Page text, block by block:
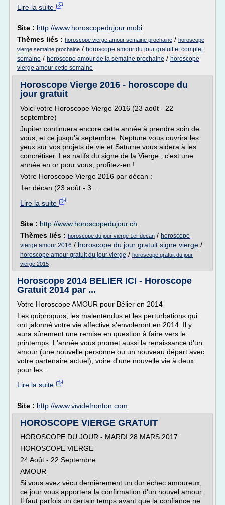
Lire la suite
Site : http://www.horoscopedujour.mobi
Thèmes liés : horoscope vierge amour semaine prochaine / horoscope
vierge semaine prochaine / horoscope amour du jour gratuit et complet
semaine / horoscope amour de la semaine prochaine / horoscope
vierge amour cette semaine
Horoscope Vierge 2016 - horoscope du
jour gratuit
Voici votre Horoscope Vierge 2016 (23 août - 22
septembre)
Jupiter continuera encore cette année à prendre soin de
vous, et ce jusqu'à septembre. Neptune vous ouvrira les
yeux sur vos projets de vie et Saturne vous aidera à les
concrétiser. Les natifs du signe de la Vierge , c'est une
année en or pour vous, profitez-en !
Votre Horoscope Vierge 2016 par décan :
1er décan (23 août - 3...
Lire la suite
Site : http://www.horoscopedujour.ch
Thèmes liés : horoscope du jour vierge 1er decan / horoscope
vierge amour 2016 / horoscope du jour gratuit signe vierge /
horoscope amour gratuit du jour vierge / horoscope gratuit du jour
vierge 2015
Horoscope 2014 BELIER ICI - Horoscope
Gratuit 2014 par ...
Votre Horoscope AMOUR pour Bélier en 2014
Les quiproquos, les malentendus et les perturbations qui
ont jalonné votre vie affective s'envoleront en 2014. Il y
aura sûrement une remise en question à faire vers le
printemps. L'année vous promet aussi la renaissance d'un
amour (une nouvelle personne ou un nouveau départ avec
votre partenaire actuel), voire d'une nouvelle vie à deux
pour les...
Lire la suite
Site : http://www.vividefronton.com
HOROSCOPE VIERGE GRATUIT
HOROSCOPE DU JOUR - MARDI 28 MARS 2017
HOROSCOPE VIERGE
24 Août - 22 Septembre
AMOUR
Si vous avez vécu dernièrement un dur échec amoureux,
ce jour vous apportera la confirmation d'un nouvel amour.
Il faut parfois un certain temps avant que la confiance ne